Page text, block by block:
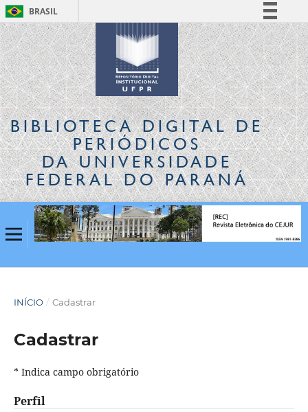
BRASIL
Simplifique!
Comunica BR
Participe
Acesso à informação
Legislação
Canais
BIBLIOTECA DIGITALDE
PERIÓDICOS
DA UNIVERSIDADE
FEDERAL DO PARANÁ
INÍCIO / Cadastrar
Cadastrar
* Indica campo obrigatório
Perfil